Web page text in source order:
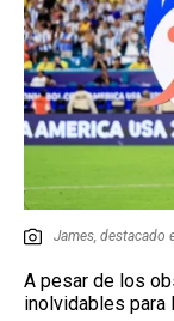
James, destacado
A pesar de los
inolvidables para